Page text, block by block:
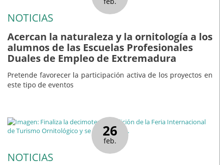
NOTICIAS
Acercan la naturaleza y la ornitología a los
alumnos de las Escuelas Profesionales
Duales de Empleo de Extremadura
Pretende favorecer la participación activa de los proyectos en
este tipo de eventos
26
feb.
NOTICIAS